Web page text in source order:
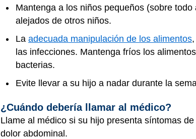
Mantenga a los niños pequeños (sobre
alejados de otros niños.
La adecuada manipulación de los alimentos
las infecciones. Mantenga fríos los
bacterias.
Evite llevar a su hijo a nadar durante la
¿Cuándo debería llamar al médico?
Llame al médico si su hijo presenta síntomas
dolor abdominal.